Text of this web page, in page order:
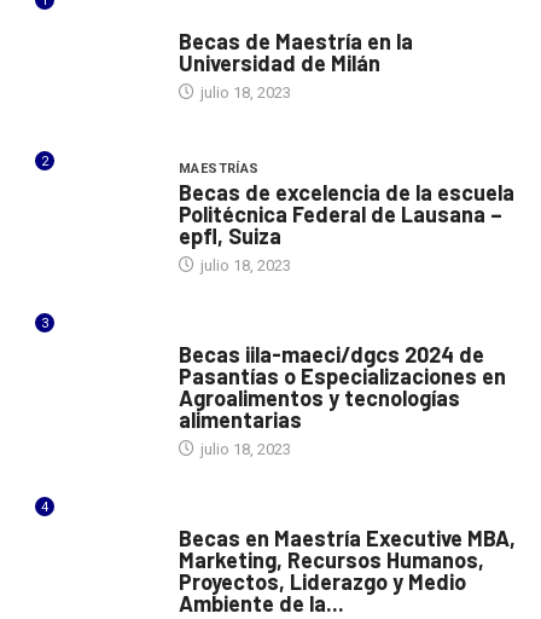
Becas de Maestría en la
Universidad de Milán
julio 18, 2023
2 MAESTRÍAS
Becas de excelencia de la escuela
Politécnica Federal de Lausana –
epfl, Suiza
julio 18, 2023
3
Becas iila-maeci/dgcs 2024 de
Pasantías o Especializaciones en
Agroalimentos y tecnologías
alimentarias
julio 18, 2023
4
Becas en Maestría Executive MBA,
Marketing, Recursos Humanos,
Proyectos, Liderazgo y Medio
Ambiente de la...